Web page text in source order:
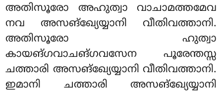
അതിസൂരോ അഹുത്വാ വാചാമത്തമേവ
നവ അസങ്ഖ്യേയ്യാനി വീതിവത്താനി.
അതിസൂരോ ഹുത്വാ
കായങ്ഗവാചങ്ഗവസേന പൂരേന്തസ്സ
ചത്താരി അസങ്ഖ്യേയ്യാനി വീതിവത്താനി.
ഇമാനി ചത്താരി അസങ്ഖ്യേയ്യാനി